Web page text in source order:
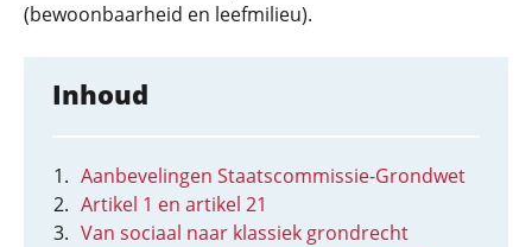
(bewoonbaarheid en leefmilieu).
Inhoud
Aanbevelingen Staatscommissie-Grondwet
Artikel 1 en artikel 21
Van sociaal naar klassiek grondrecht